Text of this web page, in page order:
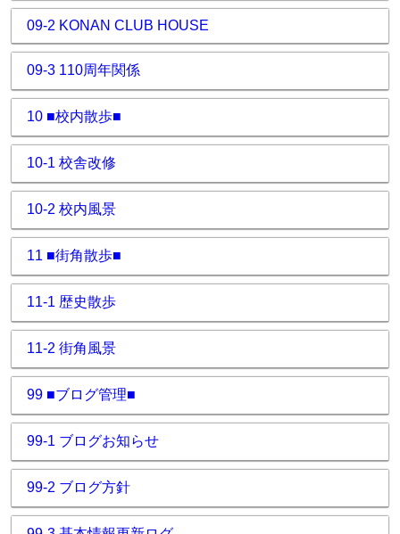
09-2 KONAN CLUB HOUSE
09-3 110周年関係
10 ■校内散歩■
10-1 校舎改修
10-2 校内風景
11 ■街角散歩■
11-1 歴史散歩
11-2 街角風景
99 ■ブログ管理■
99-1 ブログお知らせ
99-2 ブログ方針